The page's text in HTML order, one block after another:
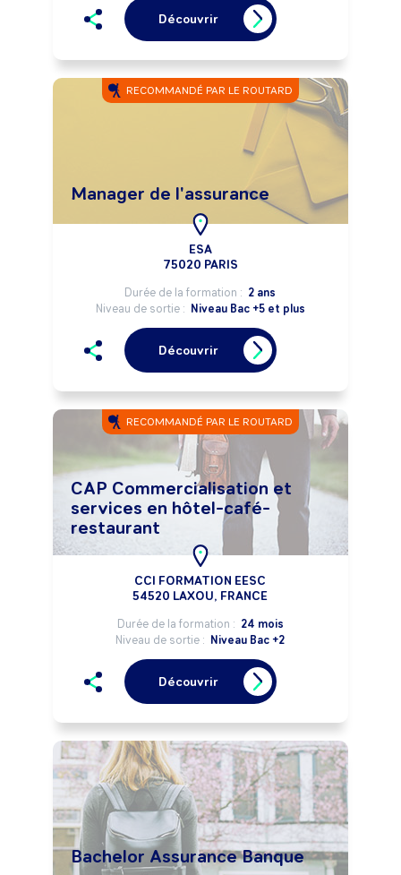
Découvrir
RECOMMANDÉ PAR LE ROUTARD
Manager de l'assurance
ESA
75020 PARIS
Durée de la formation : 2 ans
Niveau de sortie : Niveau Bac +5 et plus
Découvrir
RECOMMANDÉ PAR LE ROUTARD
CAP Commercialisation et
services en hôtel-café-
restaurant
CCI FORMATION EESC
54520 LAXOU, FRANCE
Durée de la formation : 24 mois
Niveau de sortie : Niveau Bac +2
Découvrir
Bachelor Assurance Banque